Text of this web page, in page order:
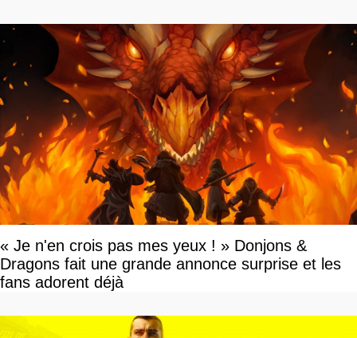
« Je n'en crois pas mes yeux ! » Donjons &
Dragons fait une grande annonce surprise et les
fans adorent déjà